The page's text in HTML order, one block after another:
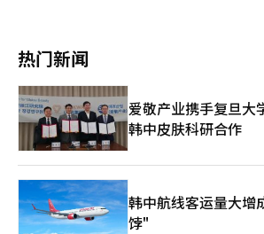
如今，东北亚正处于巨大的地缘政治阴云之
用生成型AI撰写，并经过编辑审核。 ※ 本报
系统翻译与编辑。
赠送足球球衣也被解读为希望通过正在美国
密感。 ‘地方选举计票所记者被殴打’嫌疑人身份确认，警方要
求出席 ​​​​​​​在6·3地方选举计票现场殴打记者的
嫌疑人的身份被确认，警方已展开正式调查。 16日，首尔松坡
方表示，针对5日发生在松坡区奥林匹克公
殴打等违法行为，已确定一名嫌疑人并发出了出
相关人士表示：“我们严肃对待此次侵犯新闻
速而周密地展开调查。” 此次事件在韩国记者协会JTBC分会通过
声明公开记者受害事实后引发了公众关注。
（AI）系统翻译与编辑。
放对话与合作的可能性，需要一种平衡的方
么这将成为朝鲜半岛历史上一个重要的里程
行成为南北和解与和平的新起点。
高级官员的发言，称协议达成的可能性正在增加。 地点有
（MOU）的形式达成。
反驳称：“我们军队通过无人机向北方散发传
垃圾气球攻击的正当军事行动，而将此视为
理调查和起诉，才是真正严重损害国家安全
还表示：“今天法院对尹前总统提出的叛国罪
受了将不存在的叛国框架引入刑法领域的特
本报道经人工智能（AI）系统翻译与编辑。
热门新闻
爱敬产业携手复旦大
韩中皮肤科研合作
韩中航线客运量大增
饽"